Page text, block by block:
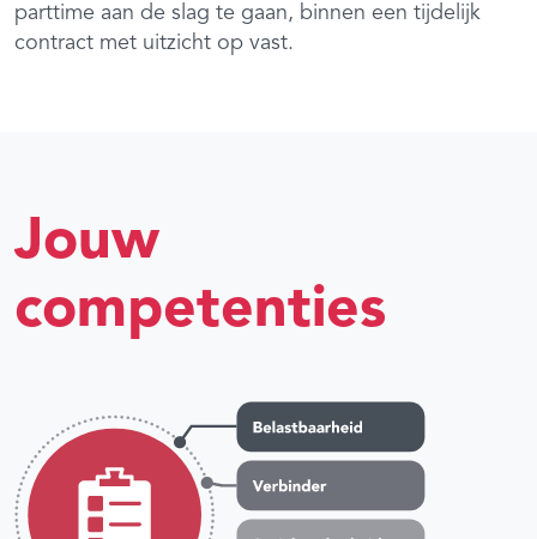
parttime aan de slag te gaan, binnen een tijdelijk
contract met uitzicht op vast.
Jouw
competenties